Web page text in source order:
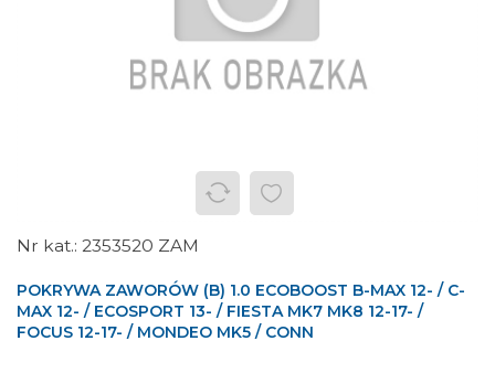
2353520 ZAM
POKRYWA ZAWORÓW (B) 1.0 ECOBOOST B-MAX 12- / C-
MAX 12- / ECOSPORT 13- / FIESTA MK7 MK8 12-17- /
FOCUS 12-17- / MONDEO MK5 / CONN